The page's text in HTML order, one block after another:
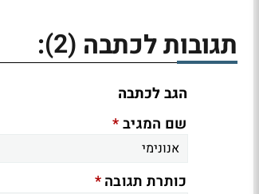
תגובות לכתבה (2)
:
הגב לכתבה
שם המגיב*
כותרת תגובה*